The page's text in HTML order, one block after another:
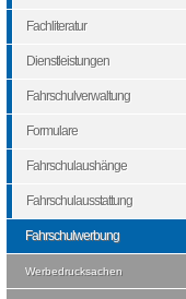
Fachliteratur
Dienstleistungen
Fahrschulverwaltung
Formulare
Fahrschulaushänge
Fahrschulausstattung
Fahrschulwerbung
Werbedrucksachen